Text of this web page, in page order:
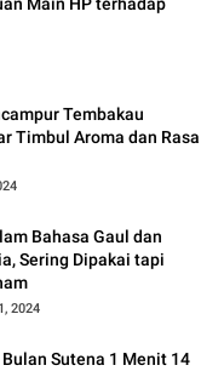
Main HP terhadap
Tembakau
Timbul Aroma dan Rasa
Bahasa Gaul dan
Sering Dipakai tapi
2024
Sutena 1 Menit 14